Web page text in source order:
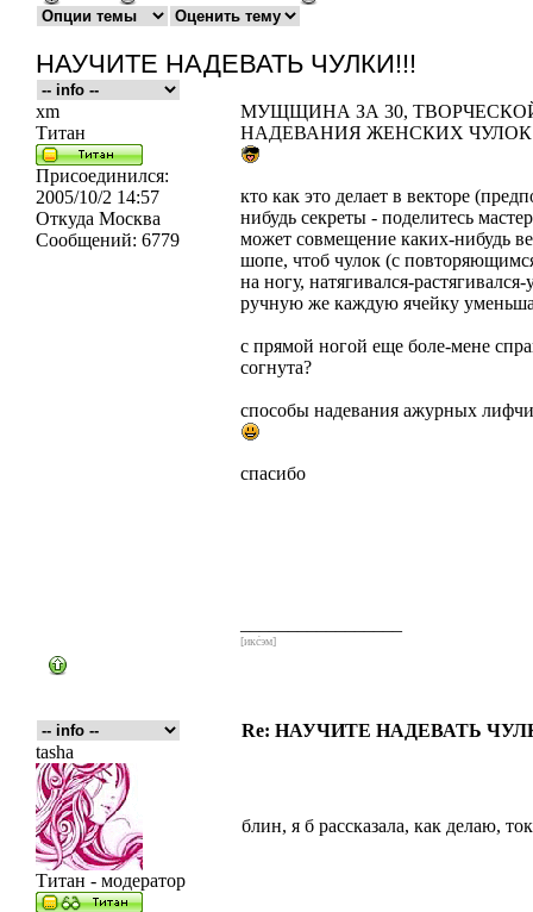
НАУЧИТЕ НАДЕВАТЬ ЧУЛКИ!!!
xm
Титан
Присоединился:
2005/10/2 14:57
Откуда Москва
Сообщений: 6779
МУЩЩИНА ЗА 30,
НАДЕВАНИЯ ЖЕНСКИХ
кто как это делает в векторе
нибудь секреты - поделитесь
может совмещение каких-нибудь
шопе, чтоб чулок (с
на ногу, натягивался-
ручную же каждую ячейку
с прямой ногой еще боле-мене
согнута?
способы надевания ажурных
спасибо
[икс́эм]
Re: НАУЧИТЕ НАДЕВАТЬ
tasha
Титан - модератор
блин, я б рассказала, как делаю,